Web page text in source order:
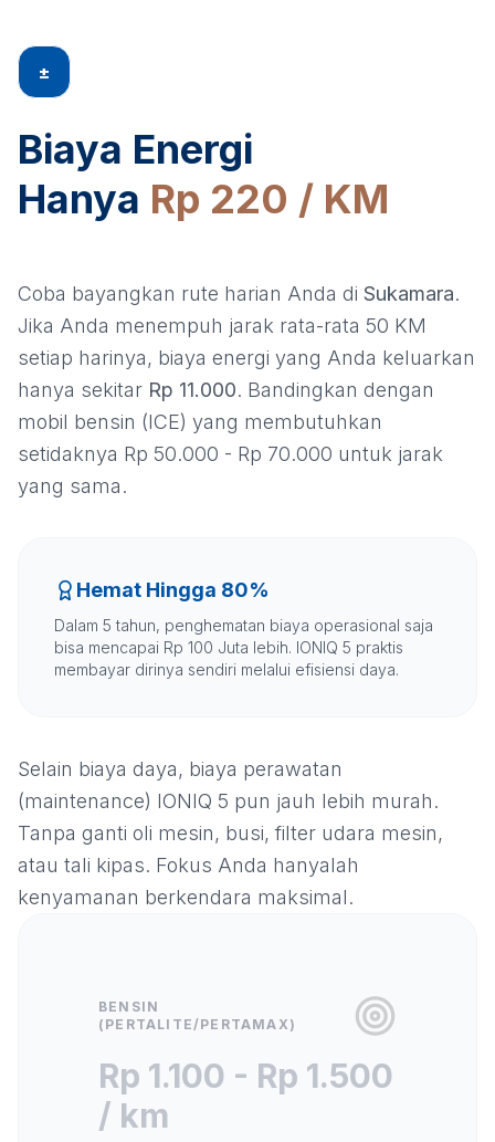
±
Biaya Energi
Hanya Rp 220 / KM
Coba bayangkan rute harian Anda di Sukamara.
Jika Anda menempuh jarak rata-rata 50 KM
setiap harinya, biaya energi yang Anda keluarkan
hanya sekitar Rp 11.000. Bandingkan dengan
mobil bensin (ICE) yang membutuhkan
setidaknya Rp 50.000 - Rp 70.000 untuk jarak
yang sama.
Hemat Hingga 80%
Dalam 5 tahun, penghematan biaya operasional saja
bisa mencapai Rp 100 Juta lebih. IONIQ 5 praktis
membayar dirinya sendiri melalui efisiensi daya.
Selain biaya daya, biaya perawatan
(maintenance) IONIQ 5 pun jauh lebih murah.
Tanpa ganti oli mesin, busi, filter udara mesin,
atau tali kipas. Fokus Anda hanyalah
kenyamanan berkendara maksimal.
BENSIN
(PERTALITE/PERTAMAX)
Rp 1.100 - Rp 1.500
/ km